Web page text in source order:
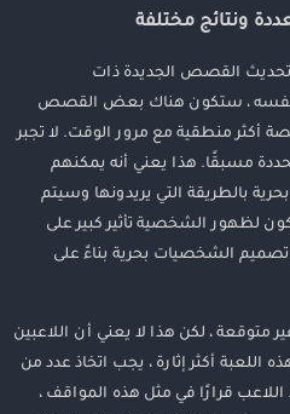
ونتائج مختلفة
القصص الجديدة ذات
نفسه ، ستكون هناك بعض القصص
أكثر منطقية مع مرور الوقت. لا تجبر
مسبقًا. هذا يعني أنه يمكنهم
بالطريقة التي يريدونها وسيتم
لظهور الشخصية تأثير كبير على
الشخصيات بحرية بناءً على
، لكن هذا لا يعني أن اللاعبين
أكثر إثارة ، يجب اتخاذ عدد من
قرارًا في مثل هذه المواقف ،